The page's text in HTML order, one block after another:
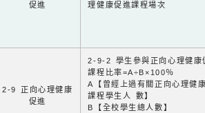
促進
理健康促進課程場次
2-9 正向心理健康
促進
2-9-2 學生參與正向心理健康
課程比率=A÷B×100％
A【曾經上過有關正向心理健
課程學生人 數】
B【全校學生總人數】